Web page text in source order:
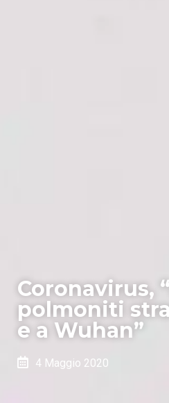
Coronavirus,
polmoniti
e a Wuhan”
4 Maggio 2020